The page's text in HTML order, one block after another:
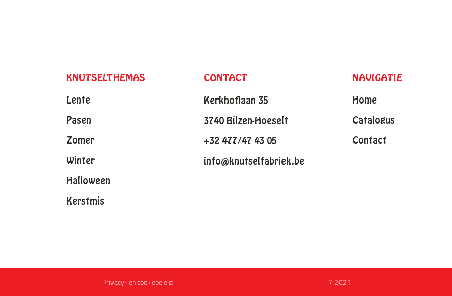
KNUTSELTHEMAS
Lente
Pasen
Zomer
Winter
Halloween
Kerstmis
CONTACT
Kerkhoflaan 35
3740 Bilzen-Hoeselt
+32 477/47 43 05
info@knutselfabriek.be
NAVIGATIE
Home
Catalogus
Contact
Privacy- en cookiebeleid © 2021